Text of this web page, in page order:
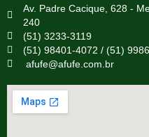
Av. Padre Cacique, 628 -
240
(51) 3233-3119
(51) 98401-4072 / (51)
afufe@afufe.com.br